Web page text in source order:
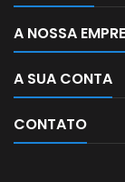
A NOSSA
A SUA CONTA
CONTATO